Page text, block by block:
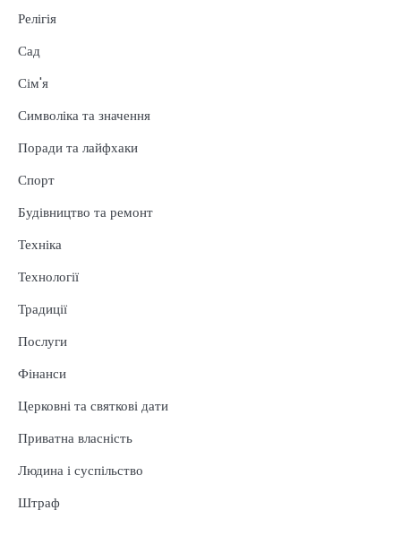
Релігія
Сад
Сім'я
Символіка та значення
Поради та лайфхаки
Спорт
Будівництво та ремонт
Техніка
Технології
Традиції
Послуги
Фінанси
Церковні та святкові дати
Приватна власність
Людина і суспільство
Штраф